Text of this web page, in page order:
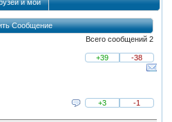
и мои
Сообщение
Всего сообщений 2
+39
-38
+3 -1